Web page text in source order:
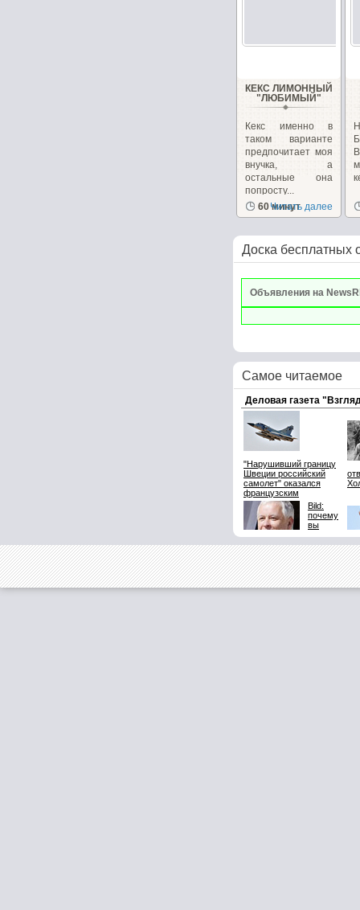
КЕКС ЛИМОННЫЙ
"ЛЮБИМЫЙ"
Кекс именно в
таком варианте
предпочитает моя
внучка, а
остальные она
попросту...
60 минут
Читать далее
Доска бесплатных
Объявления на
Самое читаемое